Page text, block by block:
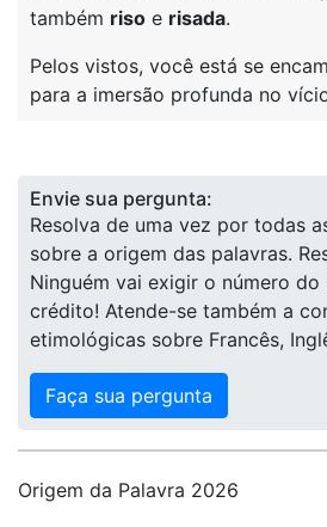
também riso e risada.
Pelos vistos, você está se
para a imersão profunda no
Envie sua pergunta:
Resolva de uma vez por todas
sobre a origem das palavras.
Ninguém vai exigir o número
crédito! Atende-se também a
etimológicas sobre Francês,
Faça sua pergunta
Origem da Palavra 2026